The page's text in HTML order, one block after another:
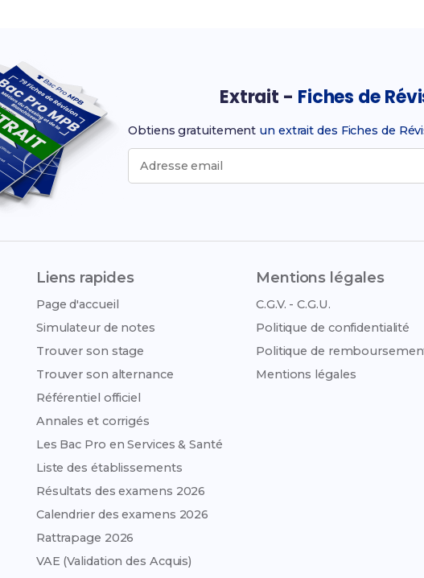
Extrait - Fiches de
Obtiens gratuitement un extrait des Fiches de
Adresse email
Liens rapides
Page d'accueil
Simulateur de notes
Trouver son stage
Trouver son alternance
Référentiel officiel
Annales et corrigés
Les Bac Pro en Services & Santé
Liste des établissements
Résultats des examens 2026
Calendrier des examens 2026
Rattrapage 2026
VAE (Validation des Acquis)
Mentions légales
C.G.V. - C.G.U.
Politique de confidentialité
Politique de
Mentions légales